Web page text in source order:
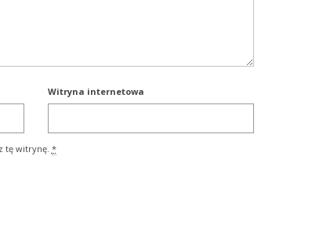
Witryna internetowa
tę witrynę. *